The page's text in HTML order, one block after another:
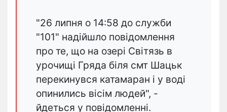
"26 липня о 14:58 до служби
"101" надійшло повідомлення
про те, що на озері Світязь в
урочищі Гряда біля смт Шацьк
перекинувся катамаран і у воді
опинились вісім людей", -
йдеться у повідомленні.